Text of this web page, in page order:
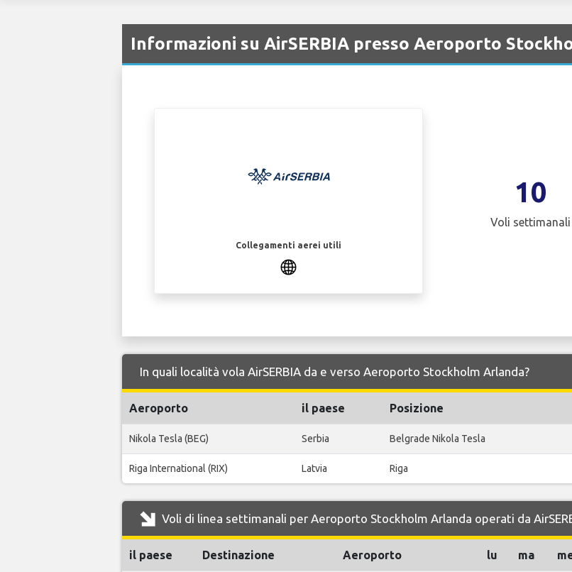
Informazioni su AirSERBIA presso Aeroporto
Collegamenti aerei utili
10
Voli settimanali
In quali località vola AirSERBIA da e verso Aeroporto Stockholm Arlanda?
Aeroporto il paese Posizione
Nikola Tesla (BEG) Serbia Belgrade Nikola Tesla
Riga International (RIX) Latvia Riga
Voli di linea settimanali per Aeroporto Stockholm Arlanda operati da
il paese Destinazione Aeroporto lu ma